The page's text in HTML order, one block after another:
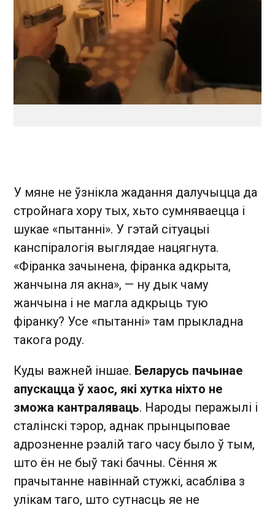
У мяне не ўзнікла жадання далучыцца да
стройнага хору тых, хьто сумняваецца і
шукае «пытанні». У гэтай сітуацыі
канспіралогія выглядае нацягнута.
«Фіранка зачынена, фіранка адкрыта,
жанчына ля акна», — ну дык чаму
жанчына і не магла адкрыць тую
фіранку? Усе «пытанні» там прыкладна
такога роду.
Куды важней іншае. Беларусь пачынае
апускацца ў хаос, які хутка ніхто не
зможа кантраляваць. Народы перажылі і
сталінскі тэрор, аднак прынцыповае
адрозненне рэалій таго часу было ў тым,
што ён не быў такі бачны. Сёння ж
прачытанне навіннай стужкі, асабліва з
улікам таго, што сутнасць яе не